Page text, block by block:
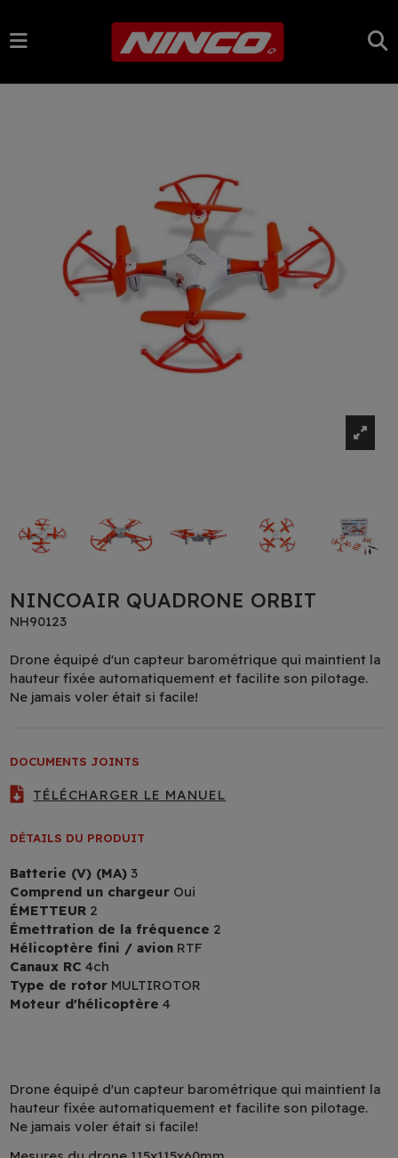
NINCOAIR QUADRONE ORBIT
NH90123
Drone équipé d'un capteur barométrique qui maintient la
hauteur fixée automatiquement et facilite son pilotage.
Ne jamais voler était si facile!
DOCUMENTS JOINTS
TÉLÉCHARGER LE MANUEL
DÉTAILS DU PRODUIT
Batterie (V) (MA) 3
Comprend un chargeur Oui
ÉMETTEUR 2
Émettration de la fréquence 2
Hélicoptère fini / avion RTF
Canaux RC 4ch
Type de rotor MULTIROTOR
Moteur d'hélicoptère 4
Drone équipé d'un capteur barométrique qui maintient la
hauteur fixée automatiquement et facilite son pilotage.
Ne jamais voler était si facile!